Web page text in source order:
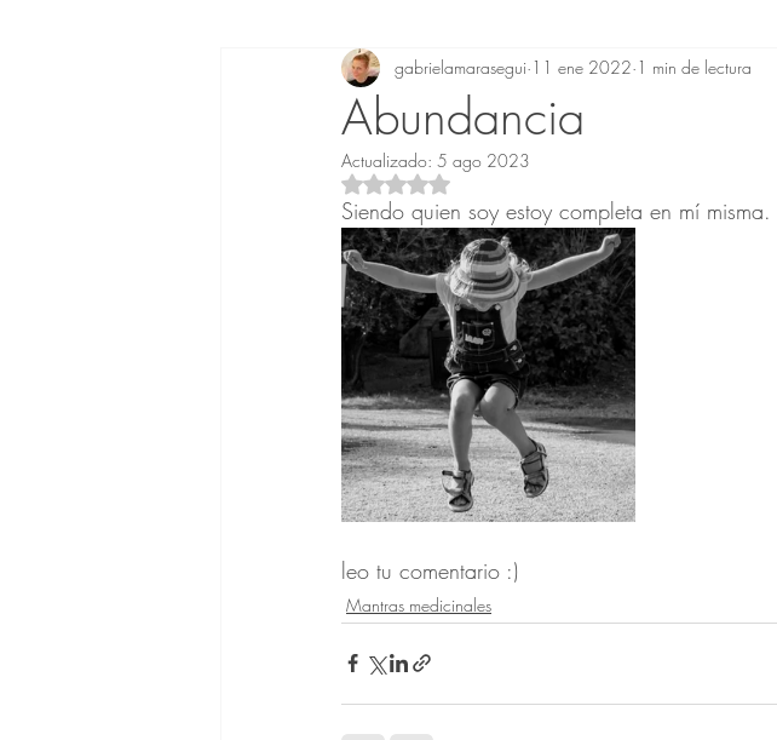
Mensajes Akáshicos Mantras
Ejercicios conscientes
Abundancia
gabrielamarasegui 11 ene 2022 1 min de lectura
Actualizado: 5 ago 2023
Obtuvo NaN de 5 estrellas.
Siendo quien soy estoy completa en mí misma.
leo tu comentario :)
Mantras medicinales